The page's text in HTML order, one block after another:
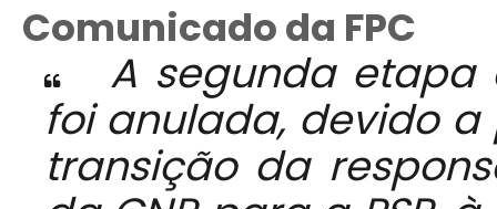
Comunicado da FPC
A segunda etapa
foi anulada, devido
transição da